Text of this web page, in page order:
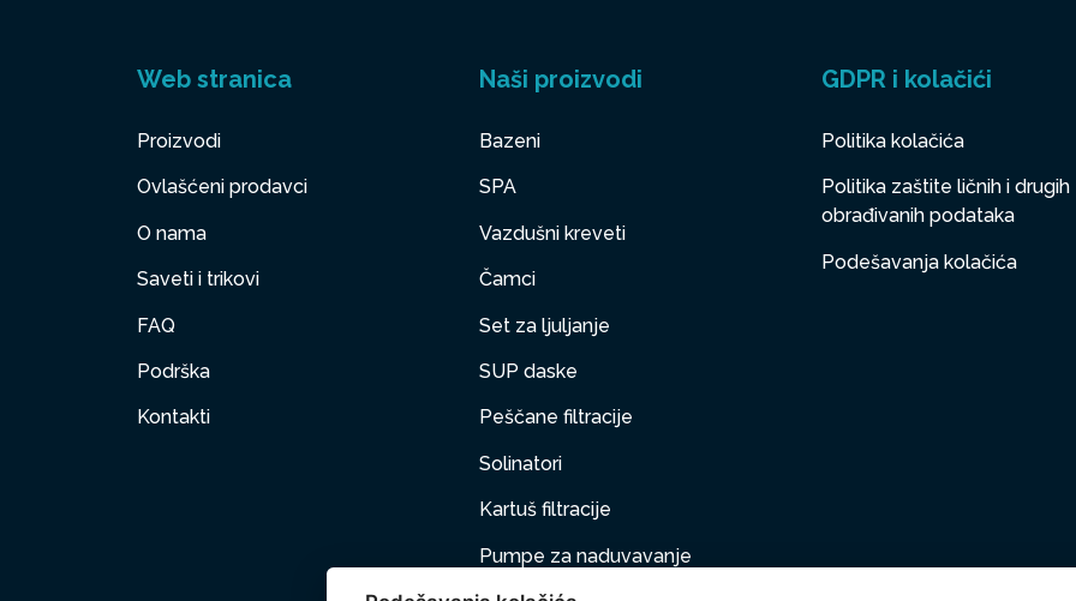
Web stranica
Proizvodi
Ovlašćeni prodavci
O nama
Saveti i trikovi
FAQ
Podrška
Kontakti
Naši proizvodi
Bazeni
SPA
Vazdušni kreveti
Čamci
Set za ljuljanje
SUP daske
Peščane filtracije
Solinatori
Kartuš filtracije
Pumpe za naduvavanje
GDPR i kolačići
Politika kolačića
Politika zaštite ličnih i drugih
obrađivanih podataka
Podešavanja kolačića